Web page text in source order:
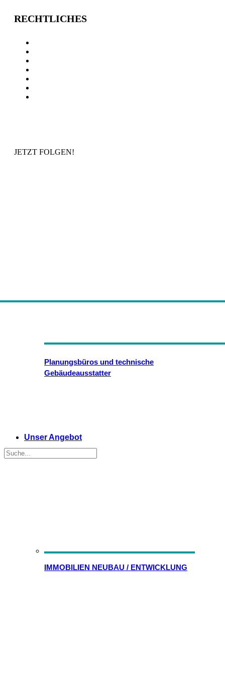
Planungsbüros und technische
Gebäudeausstatter
Unser Angebot
IMMOBILIEN NEUBAU / ENTWICKLUNG
RECHTLICHES
JETZT FOLGEN!